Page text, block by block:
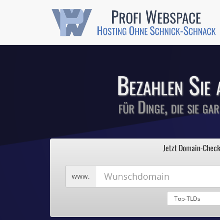
Günstige
Comodo-
Bezahlen
für Dinge, die sie
Profi
Hosting ohne
Domains für
2
3
5
Jetzt Domain-
Wunschdomain
www.